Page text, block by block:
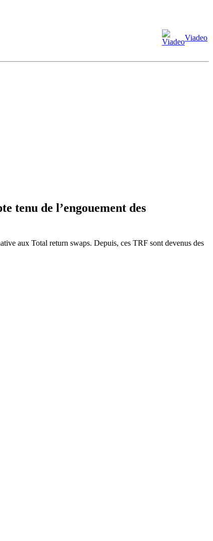
Viadeo
tenu de l’engouement des
aux Total return swaps. Depuis, ces TRF sont devenus des